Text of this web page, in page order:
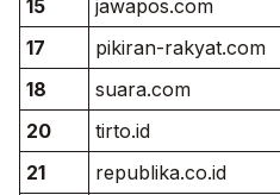
15
jawapos.com
17
pikiran-rakyat.com
18
suara.com
20
tirto.id
21
republika.co.id